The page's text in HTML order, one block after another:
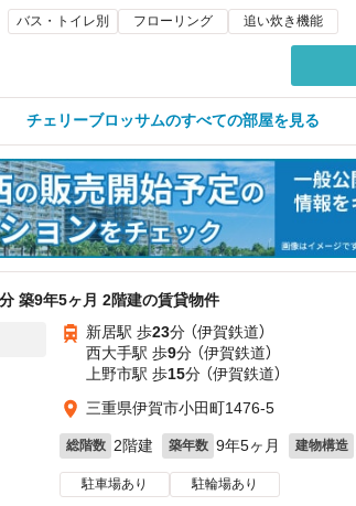
バス・トイレ別 フローリング 追い炊き機能
チェリーブロッサムのすべての部屋を見る
築9年5ヶ月 2階建の賃貸物件
新居駅 歩23分 （伊賀鉄道）
西大手駅 歩9分 （伊賀鉄道）
上野市駅 歩15分 （伊賀鉄道）
三重県伊賀市小田町1476-5
総階数 2階建 築年数 9年5ヶ月 建物構造
駐車場あり 駐輪場あり